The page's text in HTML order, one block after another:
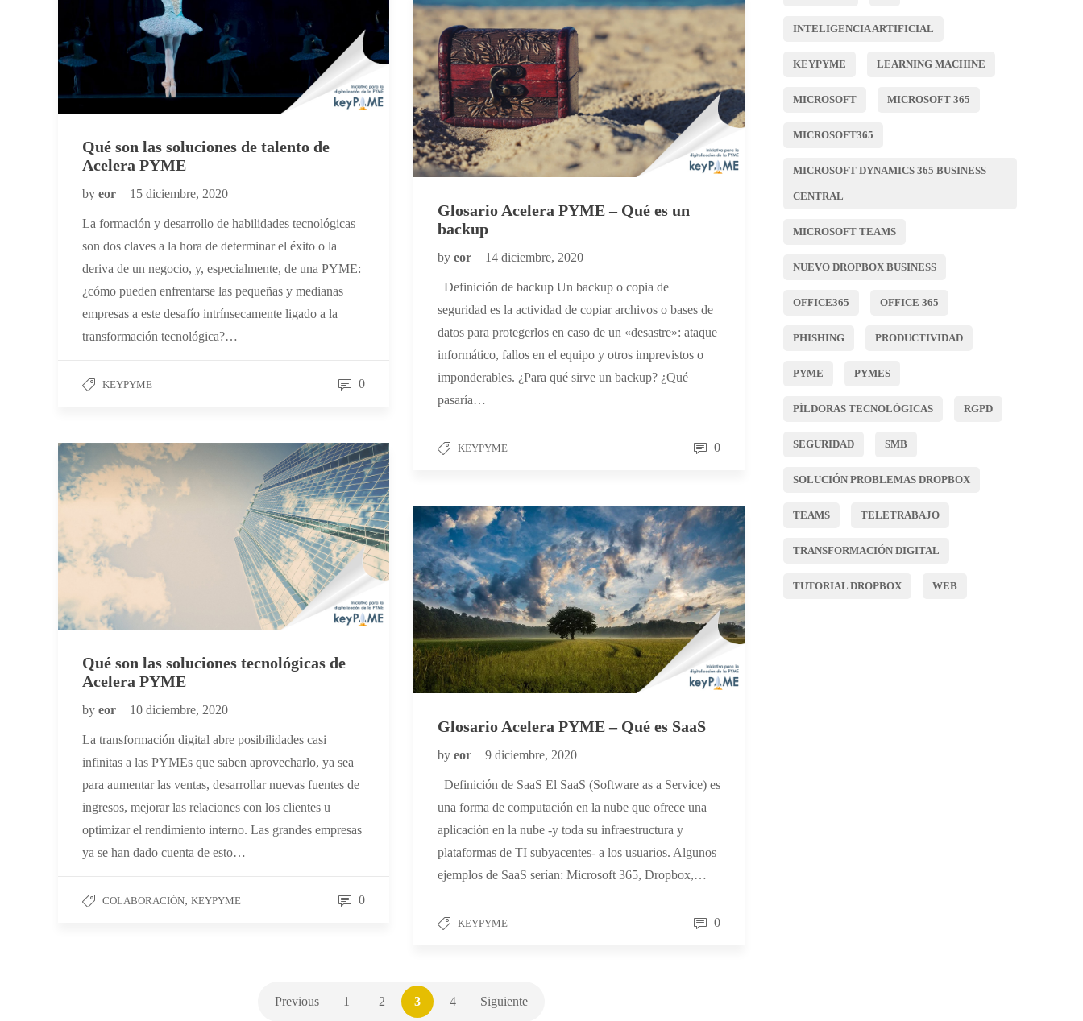
Qué son las soluciones de talento de
Acelera PYME
by eor 15 diciembre, 2020
La formación y desarrollo de habilidades tecnológicas
son dos claves a la hora de determinar el éxito o la
deriva de un negocio, y, especialmente, de una PYME:
¿cómo pueden enfrentarse las pequeñas y medianas
empresas a este desafío intrínsecamente ligado a la
transformación tecnológica?…
KEYPYME 0
Glosario Acelera PYME – Qué es un
backup
by eor 14 diciembre, 2020
Definición de backup Un backup o copia de
seguridad es la actividad de copiar archivos o bases de
datos para protegerlos en caso de un «desastre»: ataque
informático, fallos en el equipo y otros imprevistos o
imponderables. ¿Para qué sirve un backup? ¿Qué
pasaría…
KEYPYME 0
Qué son las soluciones tecnológicas de
Acelera PYME
by eor 10 diciembre, 2020
La transformación digital abre posibilidades casi
infinitas a las PYMEs que saben aprovecharlo, ya sea
para aumentar las ventas, desarrollar nuevas fuentes de
ingresos, mejorar las relaciones con los clientes u
optimizar el rendimiento interno. Las grandes empresas
ya se han dado cuenta de esto…
COLABORACIÓN, KEYPYME 0
Glosario Acelera PYME – Qué es SaaS
by eor 9 diciembre, 2020
Definición de SaaS El SaaS (Software as a Service) es
una forma de computación en la nube que ofrece una
aplicación en la nube -y toda su infraestructura y
plataformas de TI subyacentes- a los usuarios. Algunos
ejemplos de SaaS serían: Microsoft 365, Dropbox,…
KEYPYME 0
Previous 1 2 3 4 Siguiente
INTELIGENCIA ARTIFICIAL
KEYPYME LEARNING MACHINE
MICROSOFT MICROSOFT 365
MICROSOFT365
MICROSOFT DYNAMICS 365 BUSINESS
CENTRAL
MICROSOFT TEAMS
NUEVO DROPBOX BUSINESS
OFFICE365 OFFICE 365
PHISHING PRODUCTIVIDAD
PYME PYMES
PÍLDORAS TECNOLÓGICAS RGPD
SEGURIDAD SMB
SOLUCIÓN PROBLEMAS DROPBOX
TEAMS TELETRABAJO
TRANSFORMACIÓN DIGITAL
TUTORIAL DROPBOX WEB